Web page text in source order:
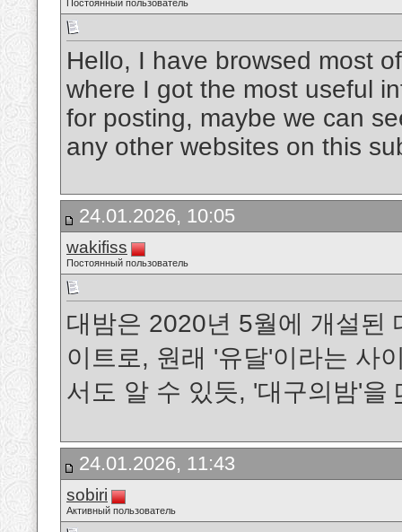
Постоянный пользователь
Hello, I have browsed most
where I got the most useful
for posting, maybe we can
any other websites on this
24.01.2026, 10:05
wakifiss
Постоянный пользователь
대밤은 2020년 5월에 개설된
이트로, 원래 '유달'이라는 사
서도 알 수 있듯, '대구의밤'을
24.01.2026, 11:43
sobiri
Активный пользователь